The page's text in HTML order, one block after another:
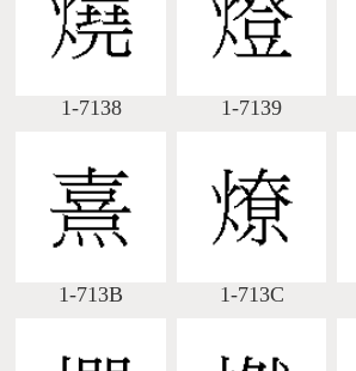
1-7138 1-7139
1-713B 1-713C